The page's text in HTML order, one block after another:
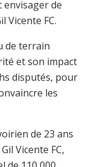
de
Vicente FC.
de terrain
et son impact
disputés, pour
les
de 23 ans
Vicente FC,